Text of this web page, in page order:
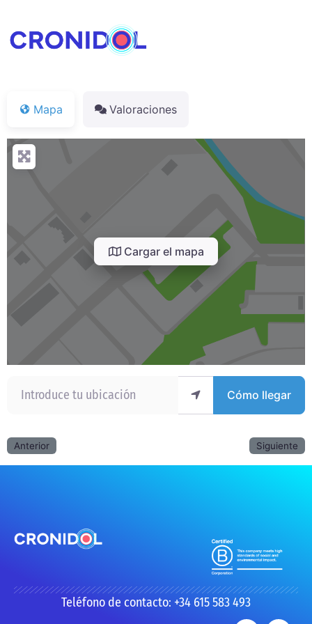
Mapa Valoraciones
Cargar el mapa
Cómo llegar
Anterior Siguiente
Teléfono de contacto: +34 615 583 493